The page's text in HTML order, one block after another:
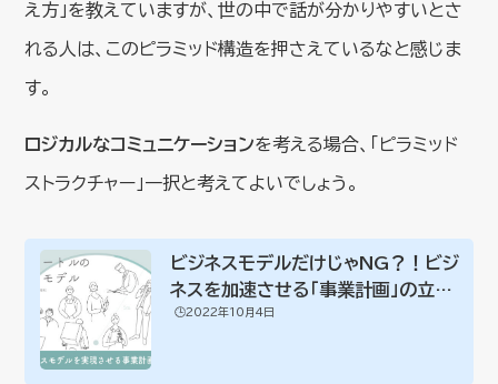
え方」を教えていますが、世の中で話が分かりやすいとさ
れる人は、このピラミッド構造を押さえているなと感じま
す。
ロジカルなコミュニケーションを考える場合、「ピラミッド
ストラクチャー」一択と考えてよいでしょう。
ビジネスモデルだけじゃNG？！ビジ
ネスを加速させる「事業計画」の立て
方
🕒️2022年10月4日